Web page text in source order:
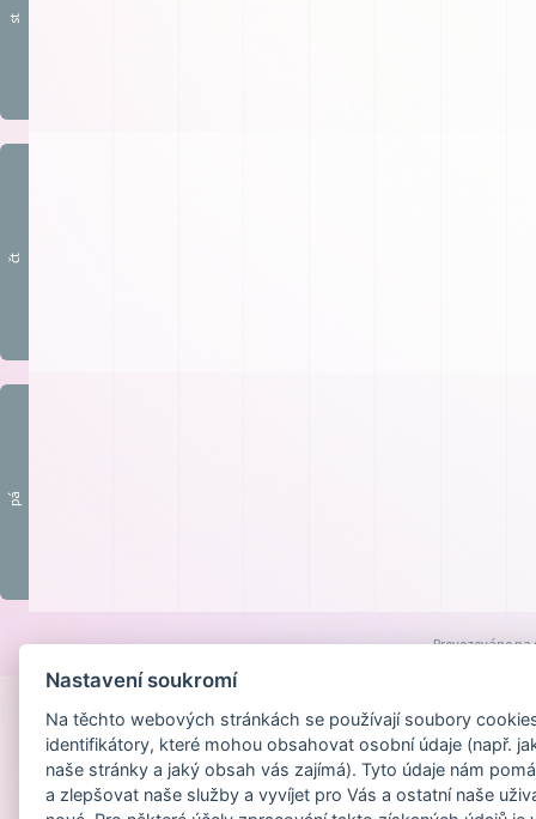
st
čt
pá
Provozováno na
Nastavení soukromí
Na těchto webových stránkách se používají soubory
identifikátory, které mohou obsahovat osobní údaje (např.
naše stránky a jaký obsah vás zajímá). Tyto údaje nám
a zlepšovat naše služby a vyvíjet pro Vás a ostatní naše